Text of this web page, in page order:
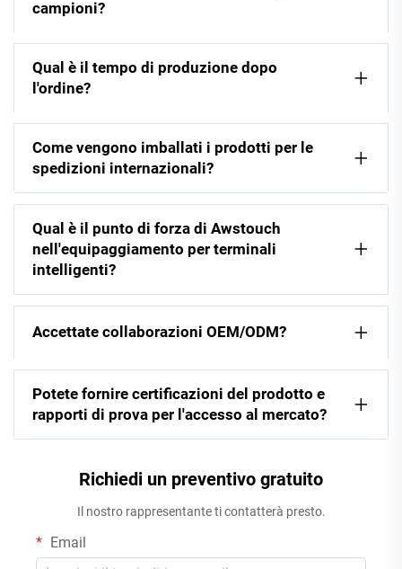
campioni?
Qual è il tempo di produzione dopo
l'ordine?
Come vengono imballati i prodotti per le
spedizioni internazionali?
Qual è il punto di forza di Awstouch
nell'equipaggiamento per terminali
intelligenti?
Accettate collaborazioni OEM/ODM?
Potete fornire certificazioni del prodotto e
rapporti di prova per l'accesso al mercato?
Richiedi un preventivo gratuito
Il nostro rappresentante ti contatterà presto.
Email